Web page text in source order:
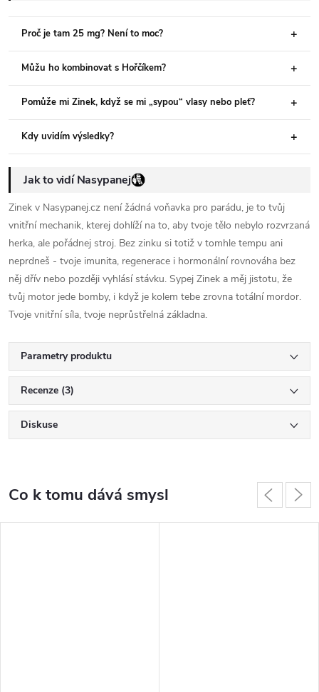
Proč je tam 25 mg? Není to moc?
Můžu ho kombinovat s Hořčíkem?
Pomůže mi Zinek, když se mi „sypou“ vlasy nebo pleť?
Kdy uvidím výsledky?
Jak to vidí Nasypanej
Zinek v Nasypanej.cz není žádná voňavka pro parádu, je to tvůj
vnitřní mechanik, kterej dohlíží na to, aby tvoje tělo nebylo rozvrzaná
herka, ale pořádnej stroj. Bez zinku si totiž v tomhle tempu ani
neprdneš - tvoje imunita, regenerace i hormonální rovnováha bez
něj dřív nebo později vyhlásí stávku. Sypej Zinek a měj jistotu, že
tvůj motor jede bomby, i když je kolem tebe zrovna totální mordor.
Tvoje vnitřní síla, tvoje neprůstřelná základna.
Parametry produktu
Recenze (3)
Diskuse
Co k tomu dává smysl